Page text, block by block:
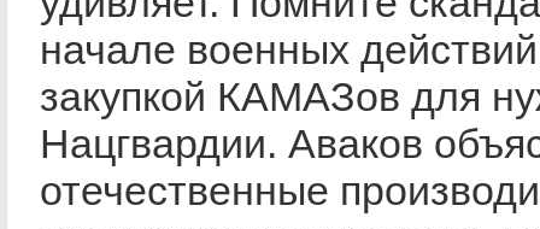
начале военных
закупкой КАМАЗов для
Нацгвардии. Аваков
отечественные